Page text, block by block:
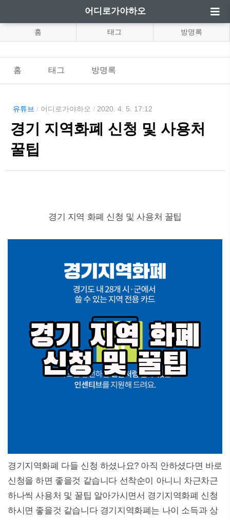
어디로가야하오
홈 태그 방명록
홈 태그 방명록
유튜브 / 어디로가야하오 / 2020. 4. 5. 17:12
경기 지역화폐 신청 및 사용처
꿀팁
경기 지역 화폐 신청 및 사용처 꿀팁
경기지역화폐 다들 신청 하셨나요? 아직 안하셨다면 바로
신청을 하면 좋을것 같습니다 선착순이 아니니 차근차근
하나씩 사용처 및 꿀팁 알아가시면서 경기지역화폐 신청
하시면 좋을것 같습니다 경기지역화폐는 나이 소득과 상